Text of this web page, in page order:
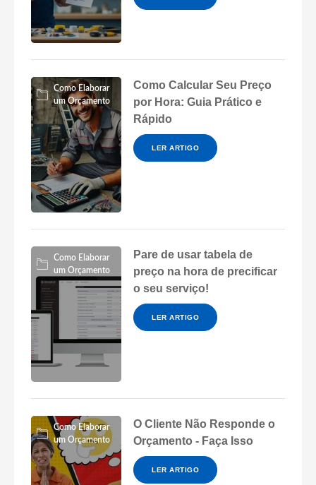
Como Elaborar
um Orçamento
Como Calcular Seu Preço
por Hora: Guia Prático e
Rápido
LER ARTIGO
Como Elaborar
um Orçamento
Pare de usar tabela de
preço na hora de precificar
o seu serviço!
LER ARTIGO
Como Elaborar
um Orçamento
O Cliente Não Responde o
Orçamento - Faça Isso
LER ARTIGO